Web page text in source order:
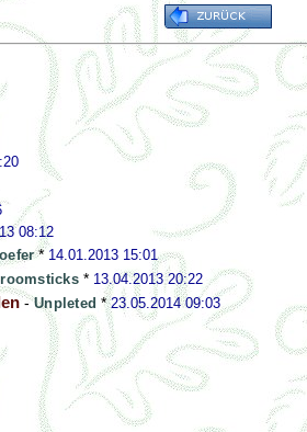
08:12
* 14.01.2013 15:01
* 13.04.2013 20:22
-Unpleted *23.05.2014 09:03